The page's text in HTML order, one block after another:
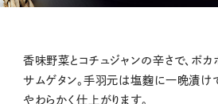
香味野菜とコチュジャンの辛さで、ポカ
サムゲタン。手羽元は塩麴に一晩漬けて
やわらかく仕上がります。